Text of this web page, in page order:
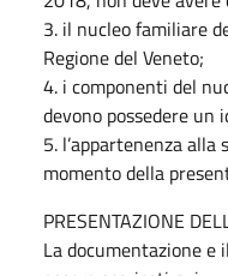
3. il nucleo familiare
Regione del Veneto;
4. i componenti del
devono possedere un
5. l’appartenenza
momento della
PRESENTAZIONE
La documentazione e